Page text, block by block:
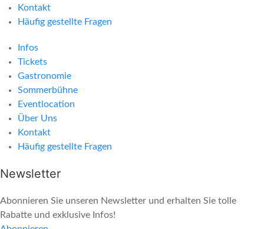
Kontakt
Häufig gestellte Fragen
Infos
Tickets
Gastronomie
Sommerbühne
Eventlocation
Über Uns
Kontakt
Häufig gestellte Fragen
Newsletter
Abonnieren Sie unseren Newsletter und erhalten Sie tolle
Rabatte und exklusive Infos!